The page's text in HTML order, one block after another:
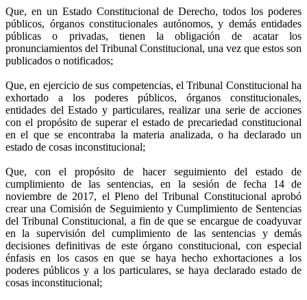
Que, en un Estado Constitucional de Derecho, todos los poderes
públicos, órganos constitucionales autónomos, y demás entidades
públicas o privadas, tienen la obligación de acatar los
pronunciamientos del Tribunal Constitucional, una vez que estos son
publicados o notificados;
Que, en ejercicio de sus competencias, el Tribunal Constitucional ha
exhortado a los poderes públicos, órganos constitucionales,
entidades del Estado y particulares, realizar una serie de acciones
con el propósito de superar el estado de precariedad constitucional
en el que se encontraba la materia analizada, o ha declarado un
estado de cosas inconstitucional;
Que, con el propósito de hacer seguimiento del estado de
cumplimiento de las sentencias, en la sesión de fecha 14 de
noviembre de 2017, el Pleno del Tribunal Constitucional aprobó
crear una Comisión de Seguimiento y Cumplimiento de Sentencias
del Tribunal Constitucional, a fin de que se encargue de coadyuvar
en la supervisión del cumplimiento de las sentencias y demás
decisiones definitivas de este órgano constitucional, con especial
énfasis en los casos en que se haya hecho exhortaciones a los
poderes públicos y a los particulares, se haya declarado estado de
cosas inconstitucional;